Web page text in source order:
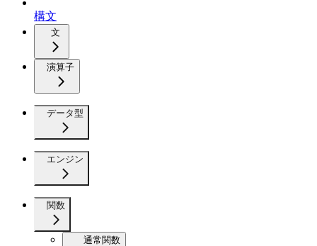
構文
文
演算子
データ型
エンジン
関数
通常関数